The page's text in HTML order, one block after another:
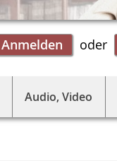
Anmelden
Audio, Video